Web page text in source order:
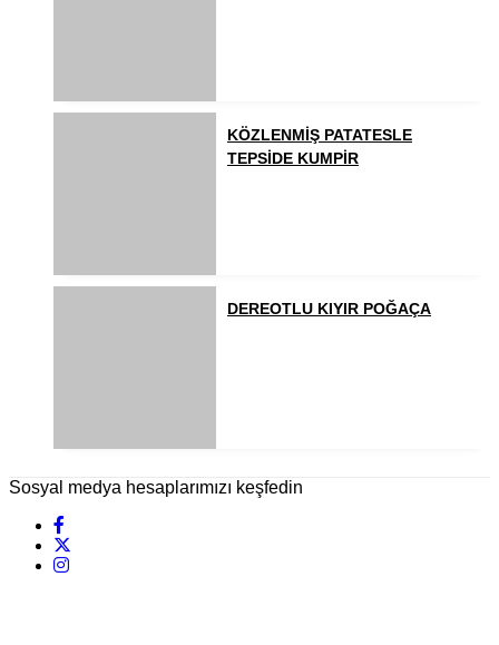
KÖZLENMİŞ PATATESLE
TEPSİDE KUMPİR
DEREOTLU KIYIR POĞAÇA
Sosyal medya hesaplarımızı keşfedin